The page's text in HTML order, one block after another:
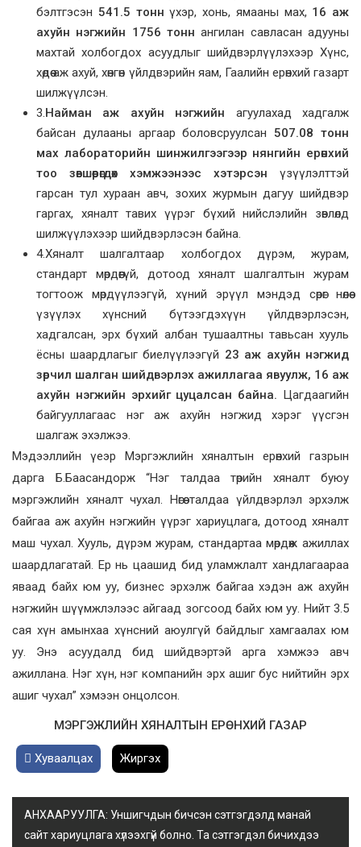
бэлтгэсэн 541.5 тонн үхэр, хонь, ямааны мах, 16 аж
ахуйн нэгжийн 1756 тонн ангилан савласан адууны
махтай холбогдох асуудлыг шийдвэрлүүлэхээр Хүнс,
хөдөө аж ахуй, хөнгөн үйлдвэрийн яам, Гаалийн ерөнхий газарт
шилжүүлсэн.
3.Найман аж ахуйн нэгжийн агуулахад хадгалж
байсан дулааны аргаар боловсруулсан507.08 тонн
мах лабораторийн шинжилгээгээр нянгийн ерөнхий
тоо зөвшөөрөгдөх хэмжээнээс хэтэрсэн үзүүлэлттэй
гарсан тул хураан авч, зохих журмын дагуу шийдвэр
гаргах, хяналт тавих үүрэг бүхий нийслэлийн зөвлөлд
шилжүүлэхээр шийдвэрлэсэн байна.
4.Хяналт шалгалтаар холбогдох дүрэм, журам,
стандарт мөрдөөгүй, дотоод хяналт шалгалтын журам
тогтоож мөрдүүлээгүй, хүний эрүүл мэндэд сөрөг нөлөө
үзүүлэх хүнсний бүтээгдэхүүн үйлдвэрлэсэн,
хадгалсан, эрх бүхий албан тушаалтны тавьсан хууль
ёсны шаардлагыг биелүүлээгүй 23 аж ахуйн нэгжид
зөрчил шалган шийдвэрлэх ажиллагаа явуулж, 16 аж
ахуйн нэгжийн эрхийг цуцалсан байна. Цагдаагийн
байгууллагаас нэг аж ахуйн нэгжид хэрэг үүсгэн
шалгаж эхэлжээ.
Мэдээллийн үеэр Мэргэжлийн хяналтын ерөнхий газрын
дарга Б.Баасандорж “Нэг талдаа төрийн хяналт буюу
мэргэжлийн хяналт чухал. Нөгөө талдаа үйлдвэрлэл эрхэлж
байгаа аж ахуйн нэгжийн үүрэг хариуцлага, дотоод хяналт
маш чухал. Хууль, дүрэм журам, стандартаа мөрдөж ажиллах
шаардлагатай. Ер нь цаашид бид уламжлалт хандлагаараа
яваад байх юм уу, бизнес эрхэлж байгаа хэдэн аж ахуйн
нэгжийн шүүмжлэлээс айгаад зогсоод байх юм уу. Нийт 3.5
сая хүн амынхаа хүнсний аюулгүй байдлыг хамгаалах юм
уу. Энэ асуудалд бид шийдвэртэй арга хэмжээ авч
ажиллана. Нэг хүн, нэг компанийн эрх ашиг бус нийтийн эрх
ашиг чухал” хэмээн онцолсон.
МЭРГЭЖЛИЙН ХЯНАЛТЫН ЕРӨНХИЙ ГАЗАР
Хуваалцах Жиргэх
АНХААРУУЛГА: Уншигчдын бичсэн сэтгэгдэлд манай
сайт хариуцлага хүлээхгүй болно. Та сэтгэгдэл бичихдээ